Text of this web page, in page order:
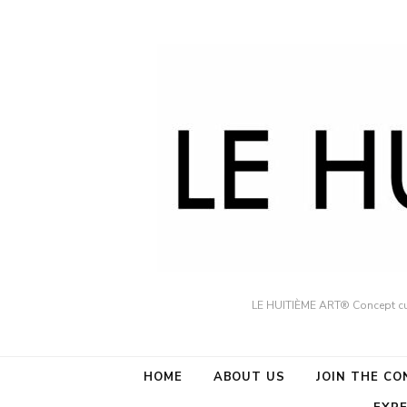
LE HUITIÈME ART® Concept
HOME ABOUT US
JOIN THE